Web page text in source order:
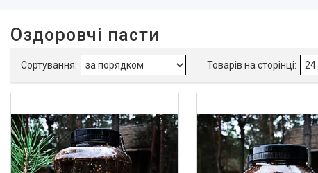
Продукція
Оздоровчі пасти
Мигдаль в меді
Кешью в меді
Арахіс в меді
Оздоровчі пасти